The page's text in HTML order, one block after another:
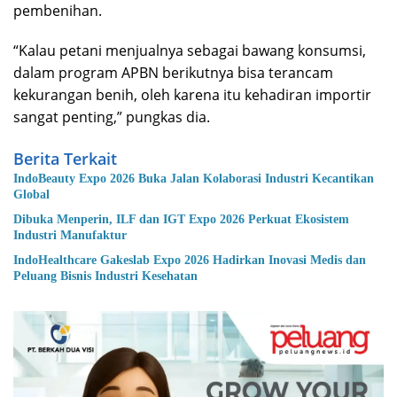
pembenihan.
“Kalau petani menjualnya sebagai bawang konsumsi,
dalam program APBN berikutnya bisa terancam
kekurangan benih, oleh karena itu kehadiran importir
sangat penting,” pungkas dia.
Berita Terkait
IndoBeauty Expo 2026 Buka Jalan Kolaborasi Industri Kecantikan
Global
Dibuka Menperin, ILF dan IGT Expo 2026 Perkuat Ekosistem
Industri Manufaktur
IndoHealthcare Gakeslab Expo 2026 Hadirkan Inovasi Medis dan
Peluang Bisnis Industri Kesehatan